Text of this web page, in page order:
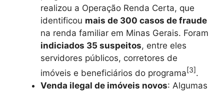
realizou a Operação Renda Certa, que
identificou mais de 300 casos de fraude
na renda familiar em Minas Gerais. Foram
indiciados 35 suspeitos, entre eles
servidores públicos, corretores de
imóveis e beneficiários do programa[3].
Venda ilegal de imóveis novos: Algumas